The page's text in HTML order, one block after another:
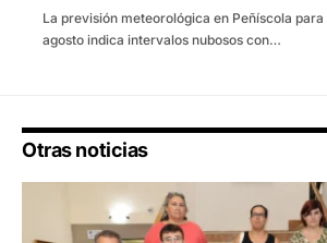
La previsión meteorológica en Peñíscola
agosto indica intervalos nubosos con…
Otras noticias